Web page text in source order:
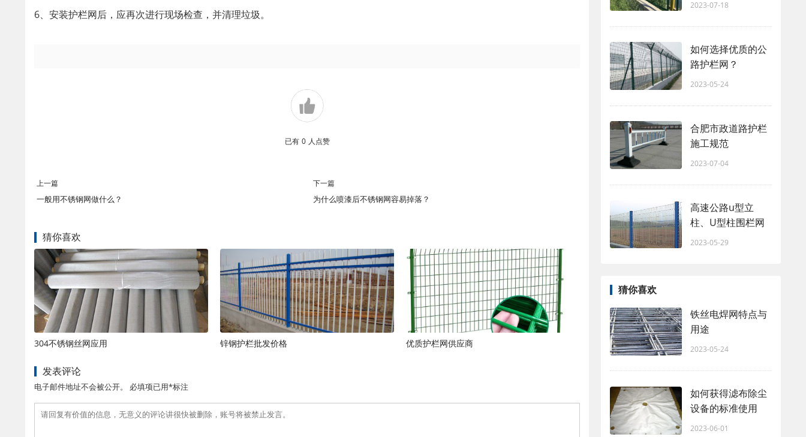
6、安装护栏网后，应再次进行现场检查，并清理垃圾。
已有 0 人点赞
上一篇
一般用不锈钢网做什么？
下一篇
为什么喷漆后不锈钢网容易掉落？
猜你喜欢
304不锈钢丝网应用 锌钢护栏批发价格 优质护栏网供应商
发表评论
电子邮件地址不会被公开。 必填项已用*标注
2023-07-18
如何选择优质的公
路护栏网？
2023-05-24
合肥市政道路护栏
施工规范
2023-07-04
高速公路u型立
柱、U型柱围栏网
2023-05-29
猜你喜欢
铁丝电焊网特点与
用途
2023-05-24
如何获得滤布除尘
设备的标准使用
2023-06-01